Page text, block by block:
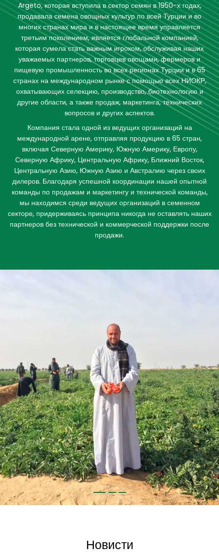
Argeto, которая вступила в сектор семян в 1950-х годах,
продавала семена овощных культур по всей Турции и во
многих странах мира и в настоящее время управляется
третьим поколением, является глобальной компанией,
которая сумела стать важным игроком, обслуживая наших
уважаемых партнеров, торговцев овощами, фермеров и
пищевую промышленность во всех регионах Турции и в 65
странах на международном рынке с помощью всех НИОКР,
охватывающих селекцию, производство, биотехнологию и
другие области, а также продаж, маркетинга, технических
вопросов и других аспектов.
Компания стала одной из ведущих организаций на
международной арене, отправляя продукцию в 65 стран,
включая Северную Америку, Южную Америку, Европу,
Северную Африку, Центральную Африку, Ближний Восток,
Центральную Азию, Южную Азию и Австралию через своих
дилеров. Благодаря успешной координации нашей опытной
команды по продажам и маркетингу и технической команды,
мы находимся среди ведущих организаций в семенном
секторе, придерживаясь принципа никогда не оставлять наших
партнеров без технической и коммерческой поддержки после
продажи.
Новисти